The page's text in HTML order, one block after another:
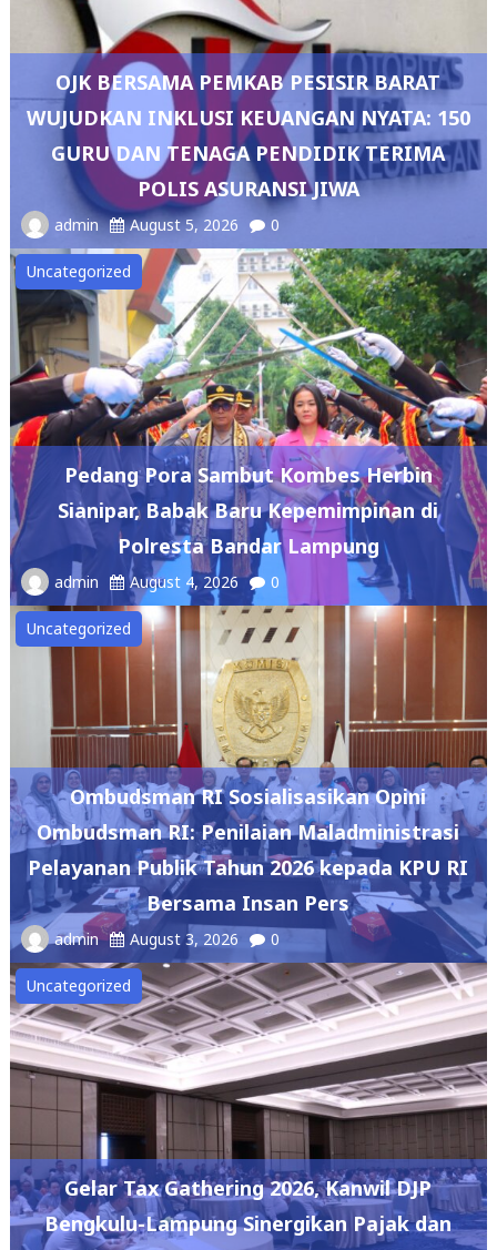
OJK BERSAMA PEMKAB PESISIR BARAT
WUJUDKAN INKLUSI KEUANGAN NYATA: 150
GURU DAN TENAGA PENDIDIK TERIMA
POLIS ASURANSI JIWA
admin August 5, 2026 0
Uncategorized
Pedang Pora Sambut Kombes Herbin
Sianipar, Babak Baru Kepemimpinan di
Polresta Bandar Lampung
admin August 4, 2026 0
Uncategorized
Ombudsman RI Sosialisasikan Opini
Ombudsman RI: Penilaian Maladministrasi
Pelayanan Publik Tahun 2026 kepada KPU RI
Bersama Insan Pers
admin August 3, 2026 0
Uncategorized
Gelar Tax Gathering 2026, Kanwil DJP
Bengkulu-Lampung Sinergikan Pajak dan